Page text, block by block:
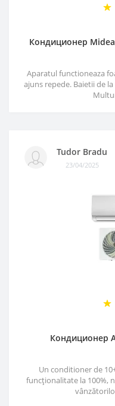
Кондиционер Midea
Aparatul functioneaza
ajuns repede. Baietii de
Tudor Bradu
23/04/2025
Кондиционер
Un conditioner de
funcționalitate la 100%,